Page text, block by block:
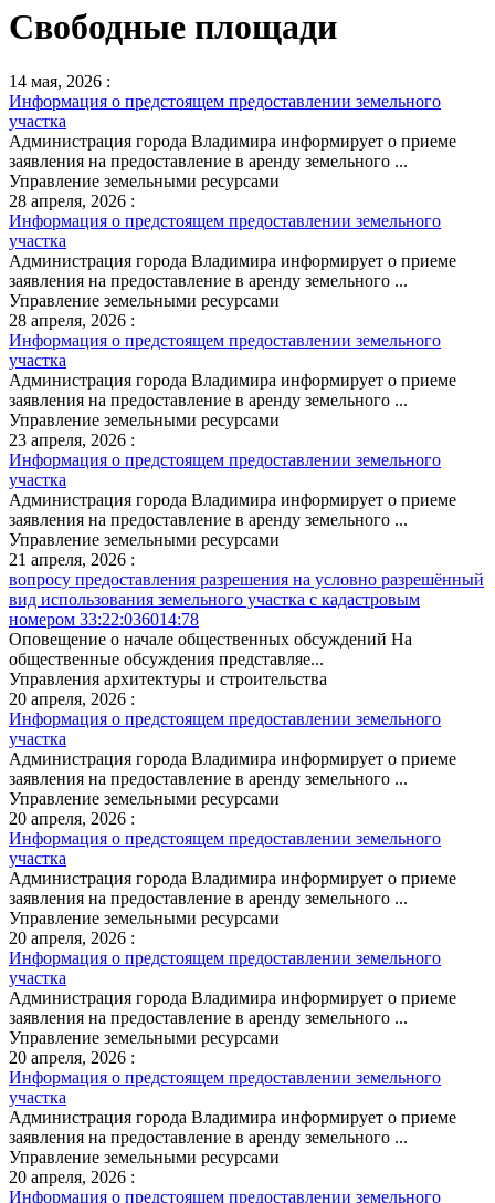
Свободные площади
14 мая, 2026 :
Информация о предстоящем предоставлении земельного
участка
Администрация города Владимира информирует о приеме
заявления на предоставление в аренду земельного ...
Управление земельными ресурсами
28 апреля, 2026 :
Информация о предстоящем предоставлении земельного
участка
Администрация города Владимира информирует о приеме
заявления на предоставление в аренду земельного ...
Управление земельными ресурсами
28 апреля, 2026 :
Информация о предстоящем предоставлении земельного
участка
Администрация города Владимира информирует о приеме
заявления на предоставление в аренду земельного ...
Управление земельными ресурсами
23 апреля, 2026 :
Информация о предстоящем предоставлении земельного
участка
Администрация города Владимира информирует о приеме
заявления на предоставление в аренду земельного ...
Управление земельными ресурсами
21 апреля, 2026 :
вопросу предоставления разрешения на условно разрешённый
вид использования земельного участка с кадастровым
номером 33:22:036014:78
Оповещение о начале общественных обсуждений На
общественные обсуждения представляе...
Управления архитектуры и строительства
20 апреля, 2026 :
Информация о предстоящем предоставлении земельного
участка
Администрация города Владимира информирует о приеме
заявления на предоставление в аренду земельного ...
Управление земельными ресурсами
20 апреля, 2026 :
Информация о предстоящем предоставлении земельного
участка
Администрация города Владимира информирует о приеме
заявления на предоставление в аренду земельного ...
Управление земельными ресурсами
20 апреля, 2026 :
Информация о предстоящем предоставлении земельного
участка
Администрация города Владимира информирует о приеме
заявления на предоставление в аренду земельного ...
Управление земельными ресурсами
20 апреля, 2026 :
Информация о предстоящем предоставлении земельного
участка
Администрация города Владимира информирует о приеме
заявления на предоставление в аренду земельного ...
Управление земельными ресурсами
20 апреля, 2026 :
Информация о предстоящем предоставлении земельного